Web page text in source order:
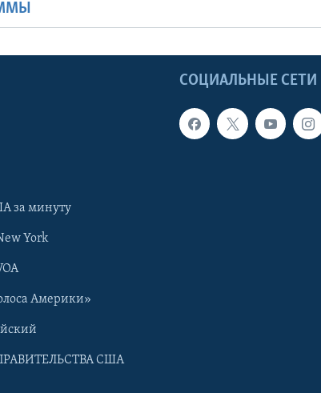
СОЦИАЛЬНЫЕ СЕТИ
за минуту
York
Америки»
США